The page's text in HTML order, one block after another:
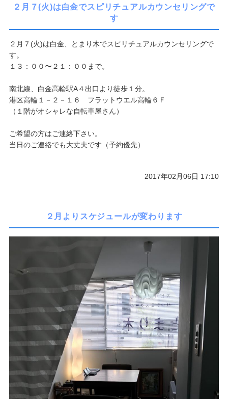
２月７(火)は白金でスピリチュアルカウンセリングで
す
２月７(火)は白金、とまり木でスピリチュアルカウンセリングで
す。
１３：００〜２１：００まで。
南北線、白金高輪駅A４出口より徒歩１分。
港区高輪１－２－１６ フラットウエル高輪６Ｆ
（１階がオシャレな自転車屋さん）
ご希望の方はご連絡下さい。
当日のご連絡でも大丈夫です（予約優先）
2017年02月06日 17:10
２月よりスケジュールが変わります